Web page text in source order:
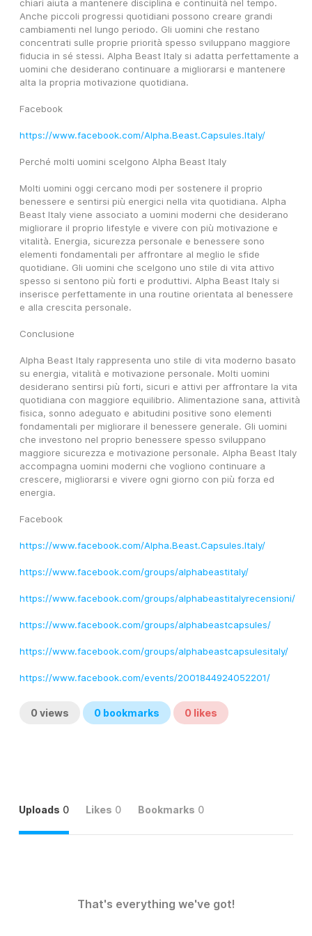
chiari aiuta a mantenere disciplina e continuità nel tempo.
Anche piccoli progressi quotidiani possono creare grandi
cambiamenti nel lungo periodo. Gli uomini che restano
concentrati sulle proprie priorità spesso sviluppano maggiore
fiducia in sé stessi. Alpha Beast Italy si adatta perfettamente a
uomini che desiderano continuare a migliorarsi e mantenere
alta la propria motivazione quotidiana.
Facebook
https://www.facebook.com/Alpha.Beast.Capsules.Italy/
Perché molti uomini scelgono Alpha Beast Italy
Molti uomini oggi cercano modi per sostenere il proprio
benessere e sentirsi più energici nella vita quotidiana. Alpha
Beast Italy viene associato a uomini moderni che desiderano
migliorare il proprio lifestyle e vivere con più motivazione e
vitalità. Energia, sicurezza personale e benessere sono
elementi fondamentali per affrontare al meglio le sfide
quotidiane. Gli uomini che scelgono uno stile di vita attivo
spesso si sentono più forti e produttivi. Alpha Beast Italy si
inserisce perfettamente in una routine orientata al benessere
e alla crescita personale.
Conclusione
Alpha Beast Italy rappresenta uno stile di vita moderno basato
su energia, vitalità e motivazione personale. Molti uomini
desiderano sentirsi più forti, sicuri e attivi per affrontare la vita
quotidiana con maggiore equilibrio. Alimentazione sana, attività
fisica, sonno adeguato e abitudini positive sono elementi
fondamentali per migliorare il benessere generale. Gli uomini
che investono nel proprio benessere spesso sviluppano
maggiore sicurezza e motivazione personale. Alpha Beast Italy
accompagna uomini moderni che vogliono continuare a
crescere, migliorarsi e vivere ogni giorno con più forza ed
energia.
Facebook
https://www.facebook.com/Alpha.Beast.Capsules.Italy/
https://www.facebook.com/groups/alphabeastitaly/
https://www.facebook.com/groups/alphabeastitalyrecensioni/
https://www.facebook.com/groups/alphabeastcapsules/
https://www.facebook.com/groups/alphabeastcapsulesitaly/
https://www.facebook.com/events/2001844924052201/
0 views 0 bookmarks 0 likes
Uploads 0 Likes 0 Bookmarks 0
That's everything we've got!